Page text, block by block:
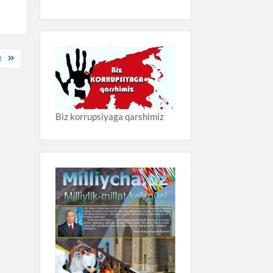
Biz korrupsiyaga qarshimiz